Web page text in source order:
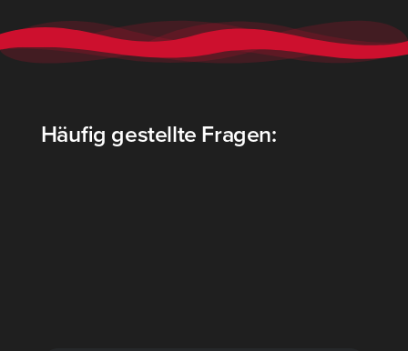
Häufig gestellte Fragen: